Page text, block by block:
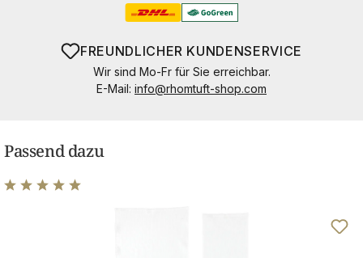
FREUNDLICHER KUNDENSERVICE
Wir sind Mo-Fr für Sie erreichbar.
E-Mail: info@rhomtuft-shop.com
Passend dazu